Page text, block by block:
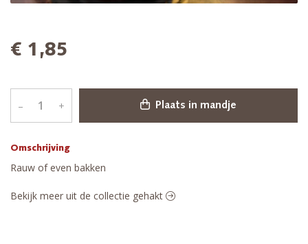
Omschrijving
Rauw of even bakken
€ 1,85
– + Plaats in mandje
Bekijk meer uit de collectie gehakt